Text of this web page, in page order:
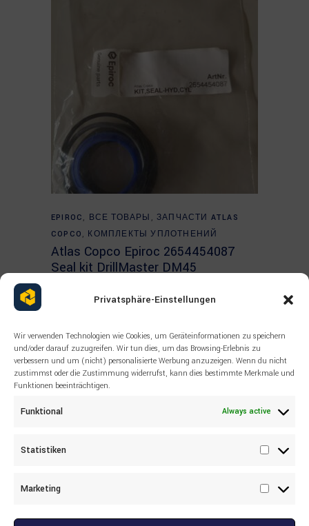
Privatsphäre-Einstellungen
Wir verwenden Technologien wie Cookies, um Geräteinformationen zu speichern
und/oder darauf zuzugreifen. Wir tun dies, um das Browsing-Erlebnis zu
verbessern und um (nicht) personalisierte Werbung anzuzeigen. Wenn du nicht
zustimmst oder die Zustimmung widerrufst, kann dies bestimmte Merkmale und
Funktionen beeinträchtigen.
Funktional Always active
Statistiken
Marketing
Read more
EPIROC , ВСЕ ТОВАРЫ ,ЗАПЧАСТИ ATLAS
COPCO , КОМПЛЕКТЫ УПЛОТНЕНИЙ
Atlas Copco Epiroc 2654454087
Seal kit DrillMaster DM45